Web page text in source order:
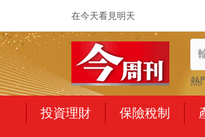
在今天看見明天
熱
投資理財 保險稅制